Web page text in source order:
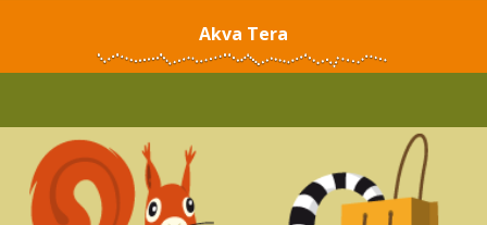
Akva Tera